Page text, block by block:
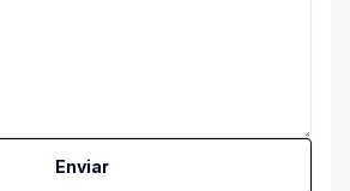
Enviar